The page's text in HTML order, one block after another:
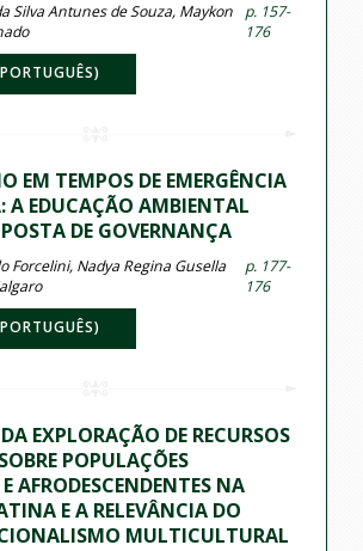
Silva Antunes de Souza, Maykon
p. 157-
176
EM TEMPOS DE EMERGÊNCIA
A EDUCAÇÃO AMBIENTAL
DE GOVERNANÇA
Forcelini, Nadya Regina Gusella
p. 177-
176
EXPLORAÇÃO DE RECURSOS
POPULAÇÕES
AFRODESCENDENTES NA
E A RELEVÂNCIA DO
MULTICULTURAL